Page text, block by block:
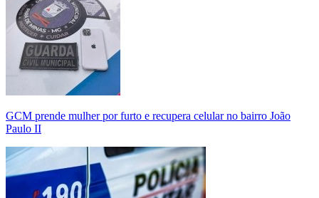
GCM prende mulher por furto e recupera celular no bairro João
Paulo II